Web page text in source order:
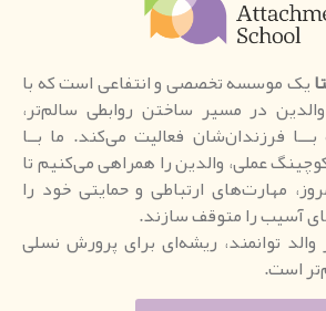
یک موسسه تخصصی و انتفاعی است که با
در مسیر ساختن روابطی سالم‌تر،
فرزندان‌شان فعالیت می‌کند. ما بــا
عملی، والدین را همراهی می‌کنیم تا
مهارت‌های ارتباطی و حمایتی خود را
آسیب را متوقف سازند.
توانمند، ریشه‌ای برای پرورش نسلی
است.